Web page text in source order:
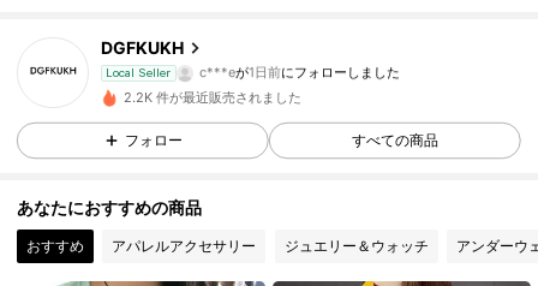
DGFKUKH
Local Seller c***eが1日前にフォローしました
2.2K 件が最近販売されました
フォロー すべての商品
あなたにおすすめの商品
おすすめ アパレルアクセサリー ジュエリー＆ウォッチ アンダーウ